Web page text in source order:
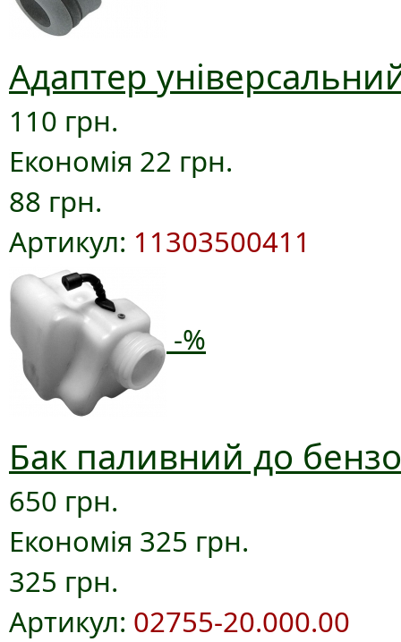
Адаптер
110 грн.
Економія 22 грн.
88 грн.
Артикул: 11303500411
-%
Бак паливний до
650 грн.
Економія 325 грн.
325 грн.
Артикул: 02755-20.000.00